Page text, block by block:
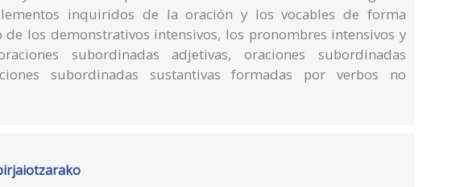
inquiridos de la oración y los vocables de forma
de los demonstrativos intensivos, los pronombres intensivos y
subordinadas adjetivas, oraciones subordinadas
subordinadas sustantivas formadas por verbos no